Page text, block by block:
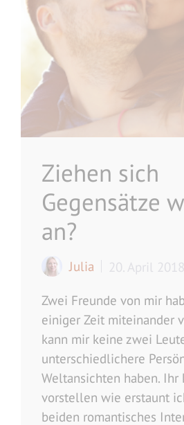
Ziehen sich
Gegensätze
an?
Julia 20. April 2018
Zwei Freunde von mir
einiger Zeit miteinander
kann mir keine zwei
unterschiedlichere
Weltansichten haben. Ihr
vorstellen wie erstaunt
beiden romantisches